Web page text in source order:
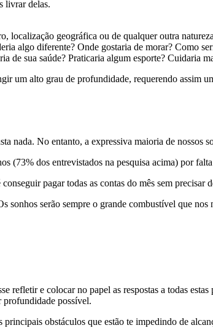
livrar delas.
localização geográfica ou de qualquer outra
algo diferente? Onde gostaria de morar? Como
sua saúde? Praticaria algum esporte? Cuidaria
um alto grau de profundidade, requerendo assim
nada. No entanto, a expressiva maioria de nossos
(73% dos entrevistados na pesquisa acima) por
pagar todas as contas do mês sem precisar
serão sempre o grande combustível que
e colocar no papel as respostas a todas
profundidade possível.
obstáculos que estão te impedindo de